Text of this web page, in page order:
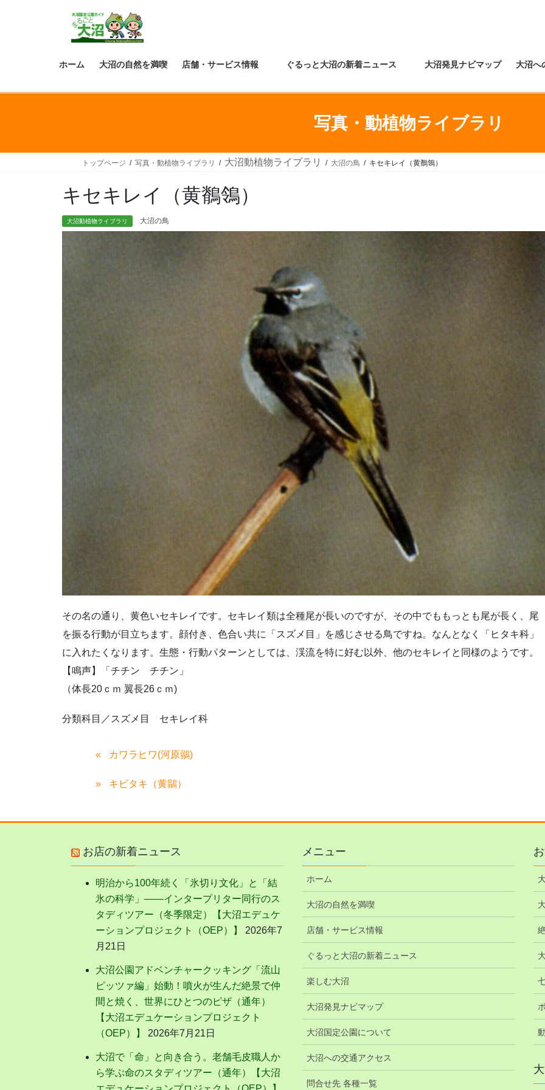
ホーム 大沼の自然を満喫 店舗・サービス情報 ぐるっと大沼の新着ニュース 大沼発見ナビマップ 大沼へ
写真・動植物ライブラリ
トップページ 写真・動植物ライブラリ 大沼動植物ライブラリ 大沼の鳥 キセキレイ（黄鶺鴒）
キセキレイ（黄鶺鴒）
大沼動植物ライブラリ 大沼の鳥
その名の通り、黄色いセキレイです。セキレイ類は全種尾が長いのですが、その中でももっとも尾が長く、尾
を振る行動が目立ちます。顔付き、色合い共に「スズメ目」を感じさせる鳥ですね。なんとなく「ヒタキ科」
に入れたくなります。生態・行動パターンとしては、渓流を特に好む以外、他のセキレイと同様のようです。
【鳴声】「チチン チチン」
（体長20ｃｍ 翼長26ｃｍ)
分類科目／スズメ目 セキレイ科
カワラヒワ(河原鶸)
キビタキ（黄鶲）
お店の新着ニュース
明治から100年続く「氷切り文化」と「結
氷の科学」——インタープリター同行のス
タディツアー（冬季限定）【大沼エデュケ
ーションプロジェクト（OEP）】
2026年7
月21日
大沼公園アドベンチャークッキング「流山
ピッツァ編」始動！噴火が生んだ絶景で仲
間と焼く、世界にひとつのピザ（通年）
【大沼エデュケーションプロジェクト
（OEP）】
2026年7月21日
大沼で「命」と向き合う。老舗毛皮職人か
ら学ぶ命のスタディツアー（通年）【大沼
メニュー
ホーム
大沼の自然を満喫
店舗・サービス情報
ぐるっと大沼の新着ニュース
楽しむ大沼
大沼発見ナビマップ
大沼国定公園について
大沼への交通アクセス
問合せ先 各種一覧